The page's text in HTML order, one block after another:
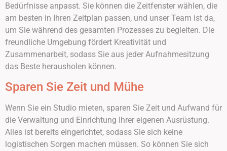
Bedürfnisse anpasst. Sie können die Zeitfenster wählen, die
am besten in Ihren Zeitplan passen, und unser Team ist da,
um Sie während des gesamten Prozesses zu begleiten. Die
freundliche Umgebung fördert Kreativität und
Zusammenarbeit, sodass Sie aus jeder Aufnahmesitzung
das Beste herausholen können.
Sparen Sie Zeit und Mühe
Wenn Sie ein Studio mieten, sparen Sie Zeit und Aufwand für
die Verwaltung und Einrichtung Ihrer eigenen Ausrüstung.
Alles ist bereits eingerichtet, sodass Sie sich keine
logistischen Sorgen machen müssen. So können Sie sich